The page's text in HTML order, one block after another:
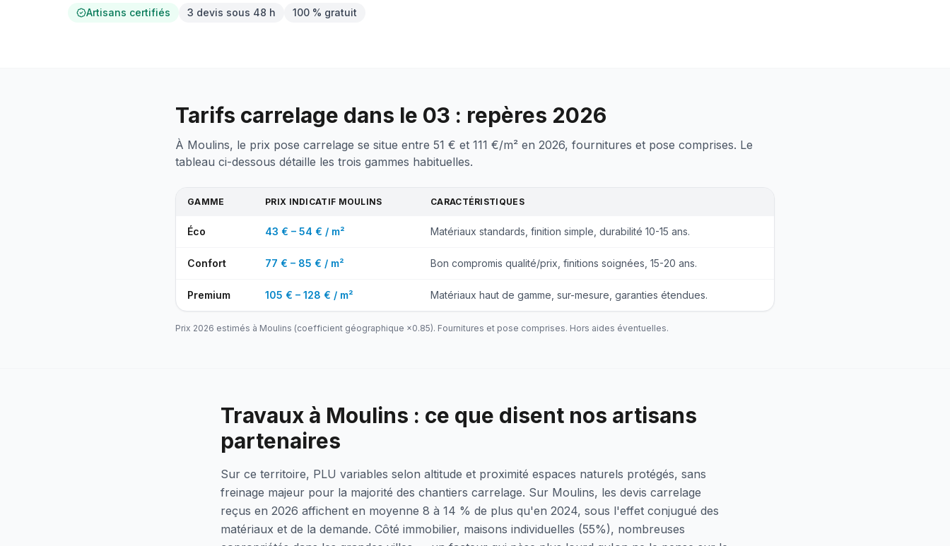
Artisans certifiés 3 devis sous 48 h 100 % gratuit
Tarifs carrelage dans le 03 : repères 2026
À Moulins, le prix pose carrelage se situe entre 51 € et 111 €/m² en 2026, fournitures et pose comprises. Le
tableau ci-dessous détaille les trois gammes habituelles.
GAMME PRIX INDICATIF MOULINS CARACTÉRISTIQUES
Éco 43 € – 54 € / m² Matériaux standards, finition simple, durabilité 10-15 ans.
Confort 77 € – 85 € / m² Bon compromis qualité/prix, finitions soignées, 15-20 ans.
Premium 105 € – 128 € / m² Matériaux haut de gamme, sur-mesure, garanties étendues.
Prix 2026 estimés à Moulins (coefficient géographique ×0.85). Fournitures et pose comprises. Hors aides éventuelles.
Travaux à Moulins : ce que disent nos artisans
partenaires
Sur ce territoire, PLU variables selon altitude et proximité espaces naturels protégés, sans
freinage majeur pour la majorité des chantiers carrelage. Sur Moulins, les devis carrelage
reçus en 2026 affichent en moyenne 8 à 14 % de plus qu'en 2024, sous l'effet conjugué des
matériaux et de la demande. Côté immobilier, maisons individuelles (55%), nombreuses